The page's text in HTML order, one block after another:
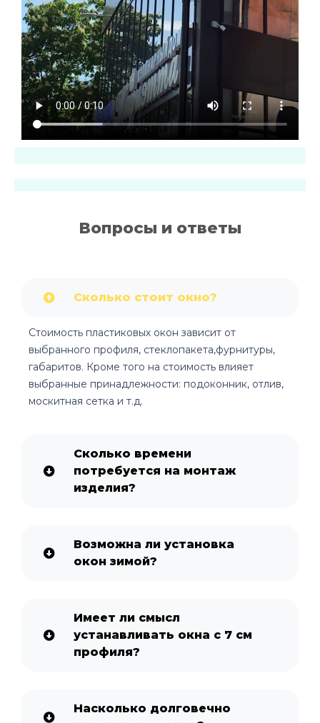
Вопросы и ответы
Сколько стоит окно?
Стоимость пластиковых окон зависит от
выбранного профиля, стеклопакета,фурнитуры,
габаритов. Кроме того на стоимость влияет
выбранные принадлежности: подоконник, отлив,
москитная сетка и т.д.
Сколько времени
потребуется на монтаж
изделия?
Возможна ли установка
окон зимой?
Имеет ли смысл
устанавливать окна с 7 см
профиля?
Насколько долговечно